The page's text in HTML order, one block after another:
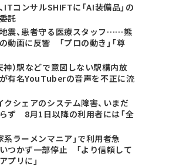
ITコンサルSHIFTに「AI装備品」の
託
震、患者守る医療スタッフ……熊
動画に反響 「プロの動き」「尊
神）駅などで意図しない駅構内放
有名YouTuberの音声を不正に流
クシェアのシステム障害、いまだ
ず 8月1日以降の利用者には「全
系ラーメンマニア」で利用者急
つかず一部停止 「より信頼して
プリに」